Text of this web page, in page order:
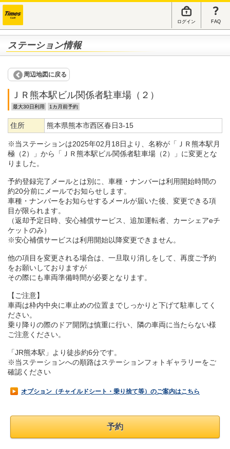
ログイン FAQ
ステーション情報
周辺地図に戻る
ＪＲ熊本駅ビル関係者駐車場（２）
最大30日利用 1カ月前予約
住所 熊本県熊本市西区春日3-15
※当ステーションは2025年02月18日より、名称が「ＪＲ熊本駅月
極（2）」から「ＪＲ熊本駅ビル関係者駐車場（2）」に変更とな
りました。
予約登録完了メールとは別に、車種・ナンバーは利用開始時間の
約20分前にメールでお知らせします。
車種・ナンバーをお知らせするメールが届いた後、変更できる項
目が限られます。
（返却予定日時、安心補償サービス、追加運転者、カーシェアeチ
ケットのみ）
※安心補償サービスは利用開始以降変更できません。
他の項目を変更される場合は、一旦取り消しをして、再度ご予約
をお願いしておりますが
その際にも車両準備時間が必要となります。
【ご注意】
車両は枠内中央に車止めの位置までしっかりと下げて駐車してく
ださい。
乗り降りの際のドア開閉は慎重に行い、隣の車両に当たらない様
ご注意ください。
「JR熊本駅」より徒歩約6分です。
※当ステーションへの順路はステーションフォトギャラリーをご
確認ください
オプション（チャイルドシート・乗り捨て等）のご案内はこちら
予約